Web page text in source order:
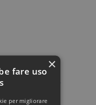
eleganza
×
fare uso
per migliorare